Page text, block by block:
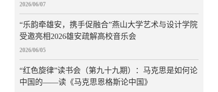
2026/06/07
“乐韵牵雄安，携手促融合”燕山大学艺术与设计学院
受邀亮相2026雄安疏解高校音乐会
2026/06/05
“红色旋律”读书会（第九十九期）：马克思是如何论
中国的——读《马克思恩格斯论中国》